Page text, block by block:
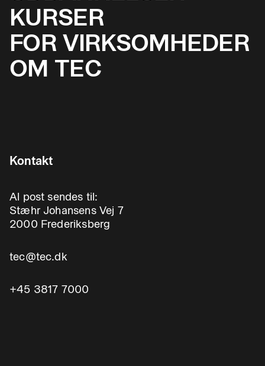
KURSER
FOR VIRKSOMHEDER
OM TEC
Kontakt
Al post sendes til:
Stæhr Johansens Vej 7
2000 Frederiksberg
tec@tec.dk
+45 3817 7000